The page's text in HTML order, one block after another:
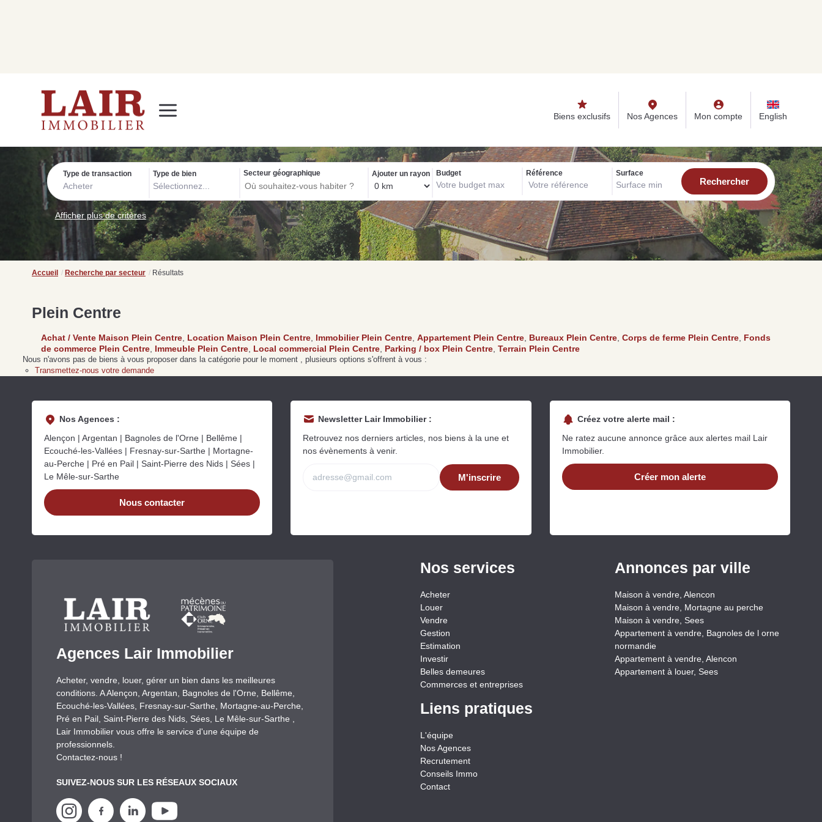
Biens exclusifs Nos Agences Mon compte English
Immobilier
Nous découvrir
Nos services
Contact
Nos actualités
SUIVEZ-NOUS SUR LES RÉSEAUX SOCIAUX
Nos Agences Mon compte English
Conseils immobiliers et actualités
pour vous accompagner dans vos projets
immobilier
Lire la suite
entreprendre ?
Lire la suite
sa vente
Lire la suite
conséquences ?
Estimez votre bien en ligne.
Type de transaction
Acheter
Type de bien
Sélectionnez...
Secteur géographique Ajouter un rayon Budget Référence Surface
Afficher plus de critères
Accueil Recherche par secteur Résultats
Plein Centre
Achat / Vente Maison Plein Centre, Location Maison Plein Centre, Immobilier Plein Centre, Appartement Plein Centre, Bureaux Plein Centre, Corps de ferme Plein Centre, Fonds
de commerce Plein Centre, Immeuble Plein Centre, Local commercial Plein Centre, Parking / box Plein Centre, Terrain Plein Centre
Nous n'avons pas de biens à vous proposer dans la catégorie pour le moment , plusieurs options s'offrent à vous :
Transmettez-nous votre demande
Nos Agences :
Alençon | Argentan | Bagnoles de l'Orne | Bellême |
Ecouché-les-Vallées | Fresnay-sur-Sarthe | Mortagne-
au-Perche | Pré en Pail | Saint-Pierre des Nids | Sées |
Le Mêle-sur-Sarthe
Nous contacter
Newsletter Lair Immobilier :
Retrouvez nos derniers articles, nos biens à la une et
nos évènements à venir.
M'inscrire
Créez votre alerte mail :
Ne ratez aucune annonce grâce aux alertes mail Lair
Immobilier.
Créer mon alerte
Agences Lair Immobilier
Acheter, vendre, louer, gérer un bien dans les meilleures
conditions. A Alençon, Argentan, Bagnoles de l'Orne, Bellême,
Ecouché-les-Vallées, Fresnay-sur-Sarthe, Mortagne-au-Perche,
Pré en Pail, Saint-Pierre des Nids, Sées, Le Mêle-sur-Sarthe ,
Lair Immobilier vous offre le service d'une équipe de
professionnels.
Contactez-nous !
SUIVEZ-NOUS SUR LES RÉSEAUX SOCIAUX
Nos services
Acheter
Louer
Vendre
Gestion
Estimation
Investir
Belles demeures
Commerces et entreprises
Liens pratiques
L'équipe
Nos Agences
Recrutement
Conseils Immo
Contact
Annonces par ville
Maison à vendre, Alencon
Maison à vendre, Mortagne au perche
Maison à vendre, Sees
Appartement à vendre, Bagnoles de l orne
normandie
Appartement à vendre, Alencon
Appartement à louer, Sees